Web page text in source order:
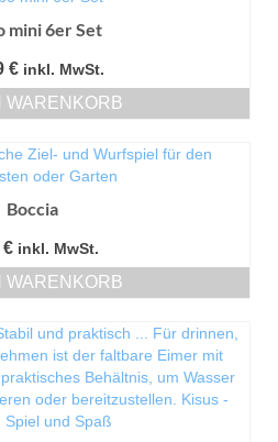
mini 6er Set
€ inkl. MwSt.
WARENKORB
Boccia
€ inkl. MwSt.
WARENKORB